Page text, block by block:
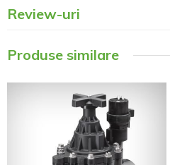
Review-uri
Produse similare